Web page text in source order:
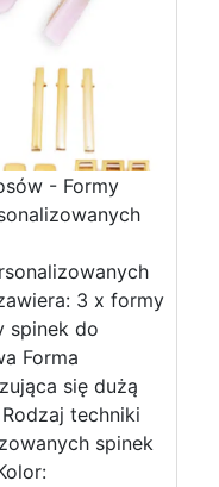
- Formy
3 x formy
spinek do
Forma
się dużą
techniki
spinek